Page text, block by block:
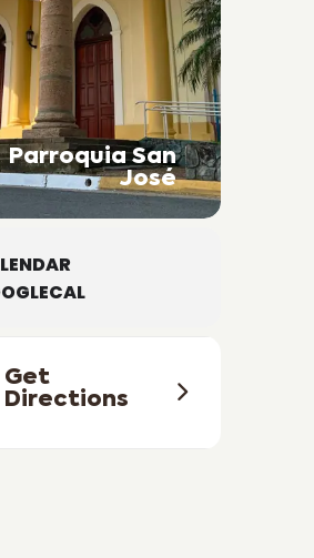
Parroquia San
José
Get
Directions